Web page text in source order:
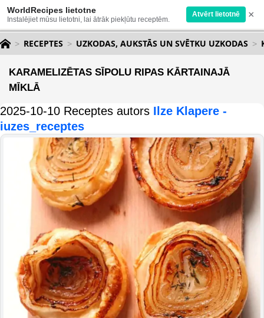
WorldRecipes lietotne
Instalējiet mūsu lietotni, lai ātrāk piekļūtu receptēm.
Atvērt lietotnē ×
RECEPTES UZKODAS, AUKSTĀS UN SVĒTKU UZKODAS
KARAMELIZĒTAS SĪPOLU RIPAS KĀRTAINAJĀ
MĪKLĀ
2025-10-10 Receptes autors Ilze Klapere -
iuzes_receptes